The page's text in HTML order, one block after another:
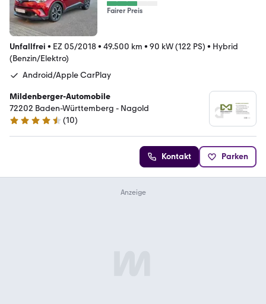
Fairer Preis
Unfallfrei • EZ 05/2018• 49.500 km • 90 kW (122 PS) • Hybrid
(Benzin/Elektro)
Android/Apple CarPlay
Mildenberger-Automobile
72202 Baden-Württemberg - Nagold
4.4 Sterne
(10)
Kontakt Parken